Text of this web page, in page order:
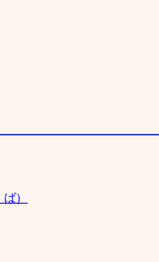
）